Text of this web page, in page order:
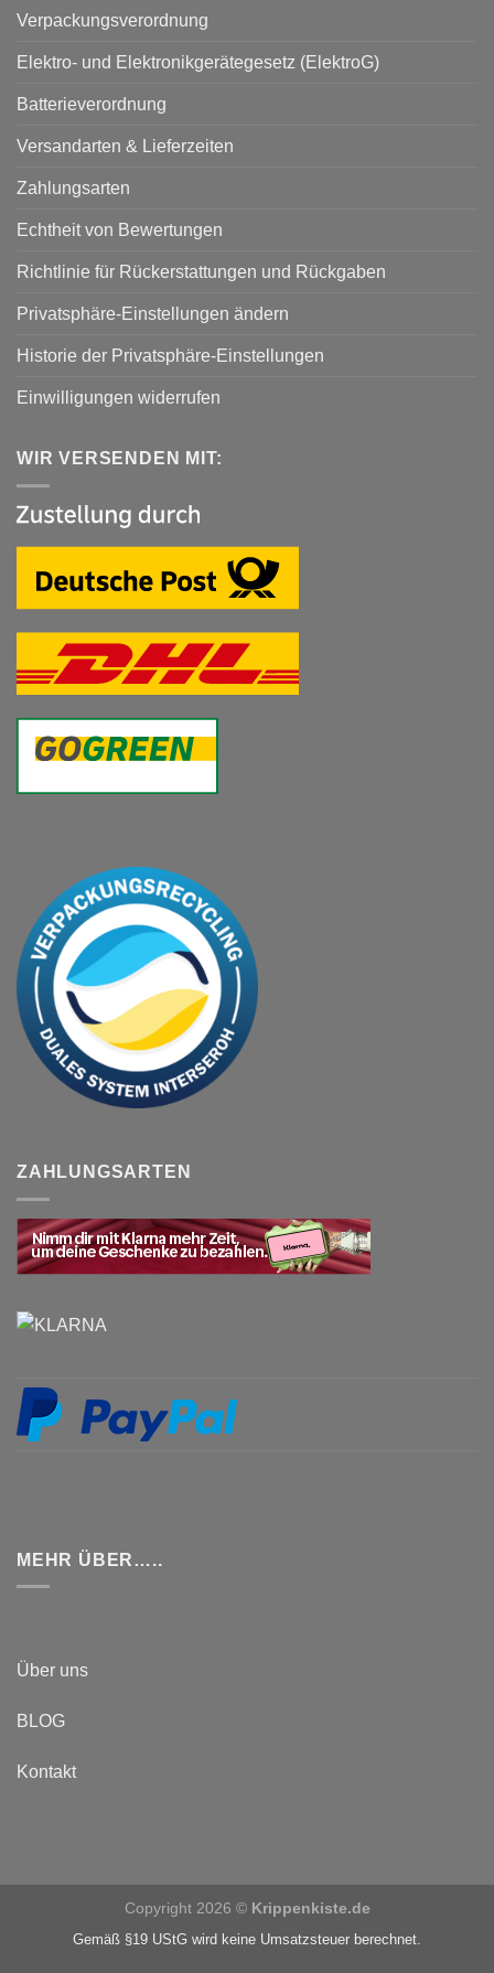
Verpackungsverordnung
Elektro- und Elektronikgerätegesetz (ElektroG)
Batterieverordnung
Versandarten & Lieferzeiten
Zahlungsarten
Echtheit von Bewertungen
Richtlinie für Rückerstattungen und Rückgaben
Privatsphäre-Einstellungen ändern
Historie der Privatsphäre-Einstellungen
Einwilligungen widerrufen
WIR VERSENDEN MIT:
ZAHLUNGSARTEN
MEHR ÜBER…..
Über uns
BLOG
Kontakt
Copyright 2026 © Krippenkiste.de
Gemäß §19 UStG wird keine Umsatzsteuer berechnet.